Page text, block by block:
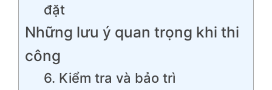
đặt
Những lưu ý quan trọng khi thi
công
6. Kiểm tra và bảo trì